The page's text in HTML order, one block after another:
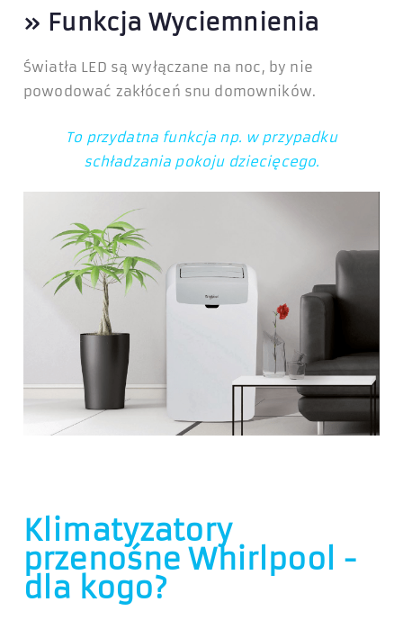
» Funkcja Wyciemnienia
Światła LED są wyłączane na noc, by nie
powodować zakłóceń snu domowników.
To przydatna funkcja np. w przypadku
schładzania pokoju dziecięcego.
Klimatyzatory
przenośne Whirlpool -
dla kogo?